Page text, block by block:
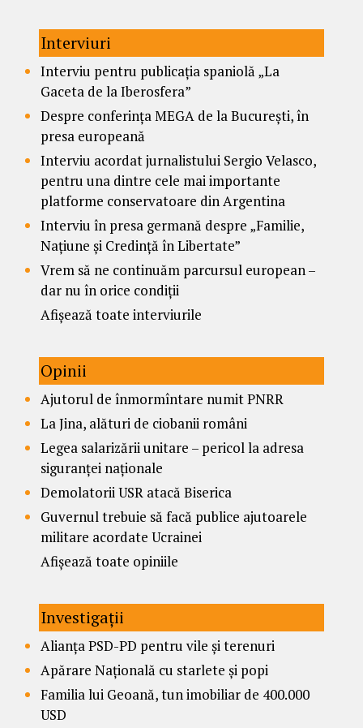
Interviuri
Interviu pentru publicația spaniolă „La
Gaceta de la Iberosfera”
Despre conferința MEGA de la București, în
presa europeană
Interviu acordat jurnalistului Sergio Velasco,
pentru una dintre cele mai importante
platforme conservatoare din Argentina
Interviu în presa germană despre „Familie,
Națiune și Credință în Libertate”
Vrem să ne continuăm parcursul european –
dar nu în orice condiții
Afișează toate interviurile
Opinii
Ajutorul de înmormîntare numit PNRR
La Jina, alături de ciobanii români
Legea salarizării unitare – pericol la adresa
siguranței naționale
Demolatorii USR atacă Biserica
Guvernul trebuie să facă publice ajutoarele
militare acordate Ucrainei
Afișează toate opiniile
Investigații
Alianța PSD-PD pentru vile și terenuri
Apărare Națională cu starlete și popi
Familia lui Geoană, tun imobiliar de 400.000
USD